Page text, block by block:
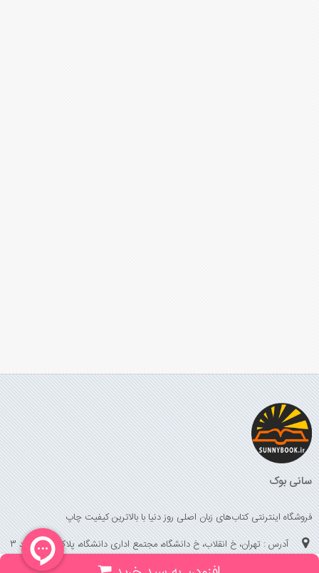
سانی بوک
فروشگاه اینترنتی کتاب‌های زبان اصلی روز دنیا با بالاترین کیفیت چاپ
آدرس : تهران، خ انقلاب، خ دانشگاه، مجتمع اداری دانشگاه، پلاک 158 واحد 3